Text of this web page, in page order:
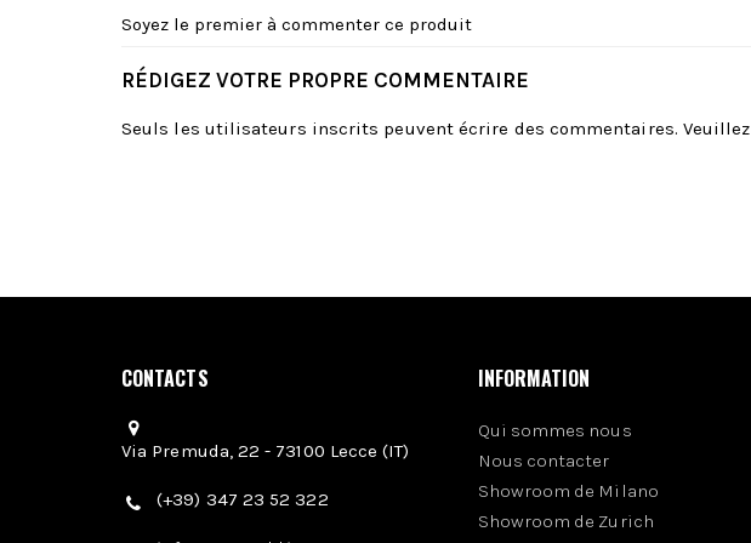
Soyez le premier à commenter ce produit
RÉDIGEZ VOTRE PROPRE COMMENTAIRE
Seuls les utilisateurs inscrits peuvent écrire des commentaires. Veuillez
CONTACTS
Via Premuda, 22 - 73100 Lecce (IT)
(+39) 347 23 52 322
INFORMATION
Qui sommes nous
Nous contacter
Showroom de Milano
Showroom de Zurich